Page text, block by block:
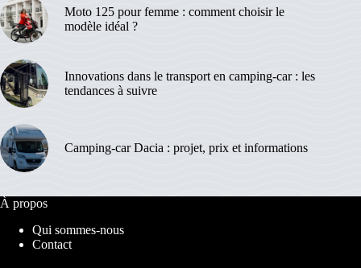
Moto 125 pour femme : comment choisir le
modèle idéal ?
Innovations dans le transport en camping-car : les
tendances à suivre
Camping-car Dacia : projet, prix et informations
À propos
Qui sommes-nous
Contact